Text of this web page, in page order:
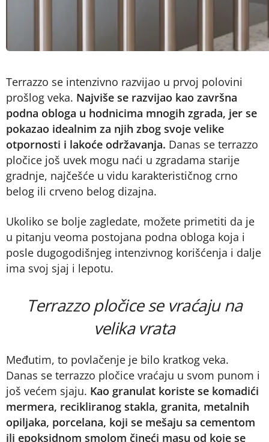
Terrazzo se intenzivno razvijao u prvoj polovini
prošlog veka. Najviše se razvijao kao završna
podna obloga u hodnicima mnogih zgrada, jer se
pokazao idealnim za njih zbog svoje velike
otpornosti i lakoće održavanja. Danas se terrazzo
pločice još uvek mogu naći u zgradama starije
gradnje, najčešće u vidu karakterističnog crno
belog ili crveno belog dizajna.
Ukoliko se bolje zagledate, možete primetiti da je
u pitanju veoma postojana podna obloga koja i
posle dugogodišnjeg intenzivnog korišćenja i dalje
ima svoj sjaj i lepotu.
Terrazzo pločice se vraćaju na
velika vrata
Međutim, to povlačenje je bilo kratkog veka.
Danas se terrazzo pločice vraćaju u svom punom i
još većem sjaju. Kao granulat koriste se komadići
mermera, recikliranog stakla, granita, metalnih
opiljaka, porcelana, koji se mešaju sa cementom
ili epoksidnom smolom čineći masu od koje se